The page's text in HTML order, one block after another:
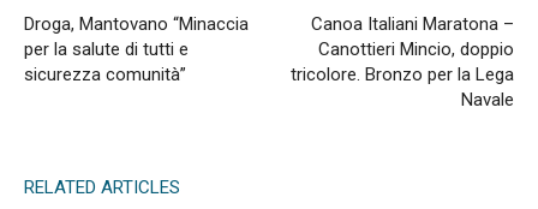
Droga, Mantovano “Minaccia
per la salute di tutti e
sicurezza comunità”
Canoa Italiani Maratona –
Canottieri Mincio, doppio
tricolore. Bronzo per la Lega
Navale
RELATED ARTICLES